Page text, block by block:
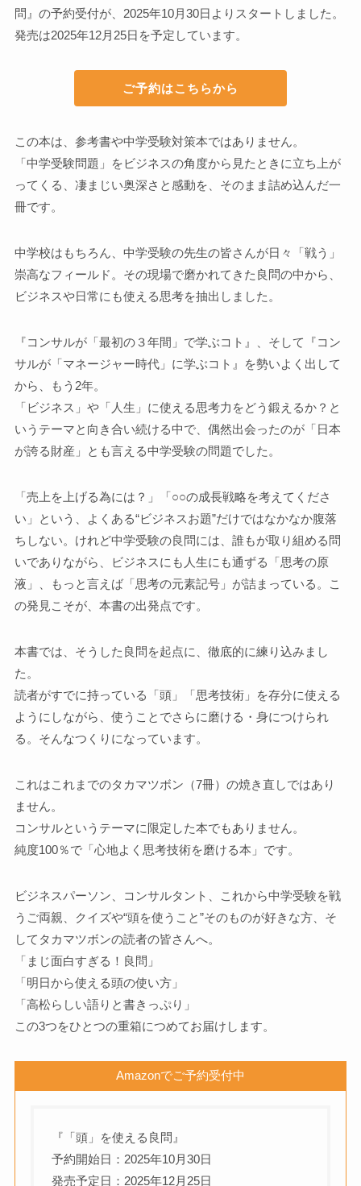
問』の予約受付が、2025年10月30日よりスタートしました。
発売は2025年12月25日を予定しています。
ご予約はこちらから
この本は、参考書や中学受験対策本ではありません。
「中学受験問題」をビジネスの角度から見たときに立ち上が
ってくる、凄まじい奥深さと感動を、そのまま詰め込んだ一
冊です。
中学校はもちろん、中学受験の先生の皆さんが日々「戦う」
崇高なフィールド。その現場で磨かれてきた良問の中から、
ビジネスや日常にも使える思考を抽出しました。
『コンサルが「最初の３年間」で学ぶコト』、そして『コン
サルが「マネージャー時代」に学ぶコト』を勢いよく出して
から、もう2年。
「ビジネス」や「人生」に使える思考力をどう鍛えるか？と
いうテーマと向き合い続ける中で、偶然出会ったのが「日本
が誇る財産」とも言える中学受験の問題でした。
「売上を上げる為には？」「○○の成長戦略を考えてくださ
い」という、よくある“ビジネスお題”だけではなかなか腹落
ちしない。けれど中学受験の良問には、誰もが取り組める問
いでありながら、ビジネスにも人生にも通ずる「思考の原
液」、もっと言えば「思考の元素記号」が詰まっている。こ
の発見こそが、本書の出発点です。
本書では、そうした良問を起点に、徹底的に練り込みまし
た。
読者がすでに持っている「頭」「思考技術」を存分に使える
ようにしながら、使うことでさらに磨ける・身につけられ
る。そんなつくりになっています。
これはこれまでのタカマツボン（7冊）の焼き直しではあり
ません。
コンサルというテーマに限定した本でもありません。
純度100％で「心地よく思考技術を磨ける本」です。
ビジネスパーソン、コンサルタント、これから中学受験を戦
うご両親、クイズや“頭を使うこと”そのものが好きな方、そ
してタカマツボンの読者の皆さんへ。
「まじ面白すぎる！良問」
「明日から使える頭の使い方」
「高松らしい語りと書きっぷり」
この3つをひとつの重箱につめてお届けします。
Amazonでご予約受付中
『「頭」を使える良問』
予約開始日：2025年10月30日
発売予定日：2025年12月25日